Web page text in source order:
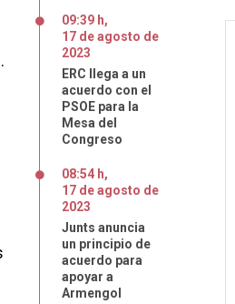
09:39 h,
17 deagosto de
2023
ERC llega a un
acuerdo con el
PSOE para la
Mesa del
Congreso
08:54 h,
17 deagosto de
2023
Junts anuncia
un principio de
acuerdo para
apoyar a
Armengol